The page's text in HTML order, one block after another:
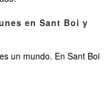
en Sant Boi y
un mundo. En Sant Boi